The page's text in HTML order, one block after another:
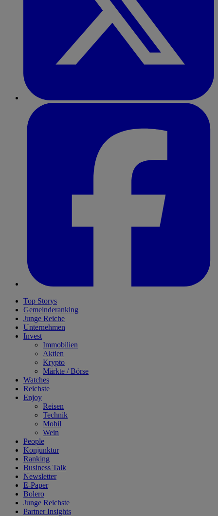
Top Storys
Gemeinderanking
Junge Reiche
Unternehmen
Invest
Immobilien
Aktien
Krypto
Märkte / Börse
Watches
Reichste
Enjoy
Reisen
Technik
Mobil
Wein
People
Konjunktur
Ranking
Business Talk
Newsletter
E-Paper
Bolero
Junge Reichste
Partner Insights